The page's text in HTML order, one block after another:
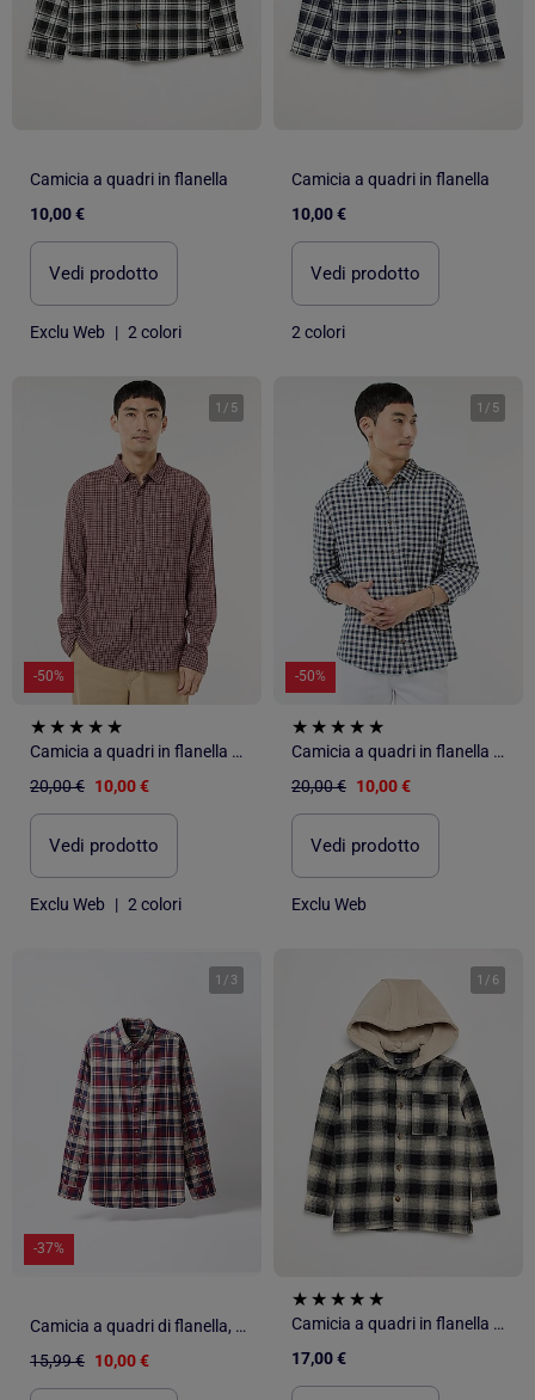
Camicia a quadri in flanella
10,00 €
Vedi prodotto
Exclu Web | 2 colori
Camicia a quadri in flanella
10,00 €
Vedi prodotto
2 colori
1 / 5
-50%
Camicia a quadri in flanella di cotone
20,00 € 10,00 €
Vedi prodotto
Exclu Web | 2 colori
1 / 5
-50%
Camicia a quadri in flanella di cotone
20,00 € 10,00 €
Vedi prodotto
Exclu Web
1 / 3
-37%
Camicia a quadri di flanella, MO Fashion
15,99 € 10,00 €
1 / 6
Camicia a quadri in flanella con cappuccio
17,00 €